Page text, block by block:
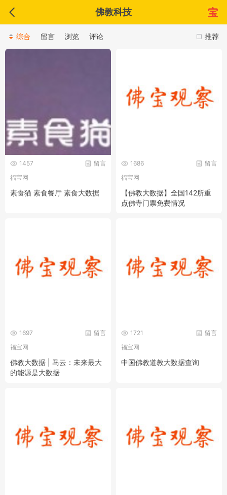
佛教科技
推荐
综合 留言 浏览 评论
留言
1457
福宝网
素食猫 素食餐厅 素食大数据
留言
1686
福宝网
【佛教大数据】全国142所重
点佛寺门票免费情况
留言
1697
福宝网
佛教大数据 | 马云：未来最大
的能源是大数据
留言
1721
福宝网
中国佛教道教大数据查询